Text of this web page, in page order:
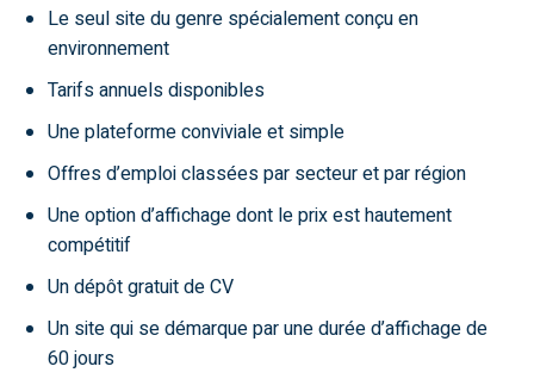
Le seul site du genre spécialement conçu en
environnement
Tarifs annuels disponibles
Une plateforme conviviale et simple
Offres d’emploi classées par secteur et par région
Une option d’affichage dont le prix est hautement
compétitif
Un dépôt gratuit de CV
Un site qui se démarque par une durée d’affichage de
60 jours